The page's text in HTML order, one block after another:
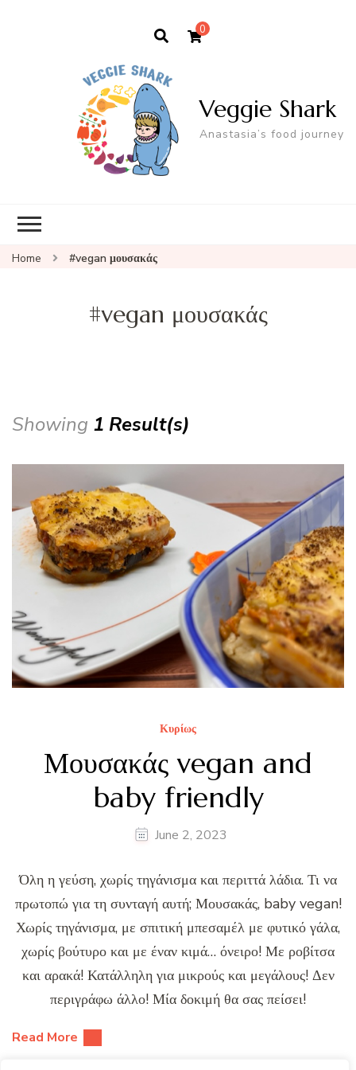
0
Veggie Shark
Anastasia’s food journey
Home #vegan μουσακάς
#vegan μουσακάς
Showing 1 Result(s)
Κυρίως
Μουσακάς vegan and
baby friendly
June 2, 2023
Όλη η γεύση, χωρίς τηγάνισμα και περιττά λάδια. Τι να
πρωτοπώ για τη συνταγή αυτή; Μουσακάς, baby vegan!
Χωρίς τηγάνισμα, με σπιτική μπεσαμέλ με φυτικό γάλα,
χωρίς βούτυρο και με έναν κιμά… όνειρο! Με ροβίτσα
και αρακά! Κατάλληλη για μικρούς και μεγάλους! Δεν
περιγράφω άλλο! Μία δοκιμή θα σας πείσει!
Read More